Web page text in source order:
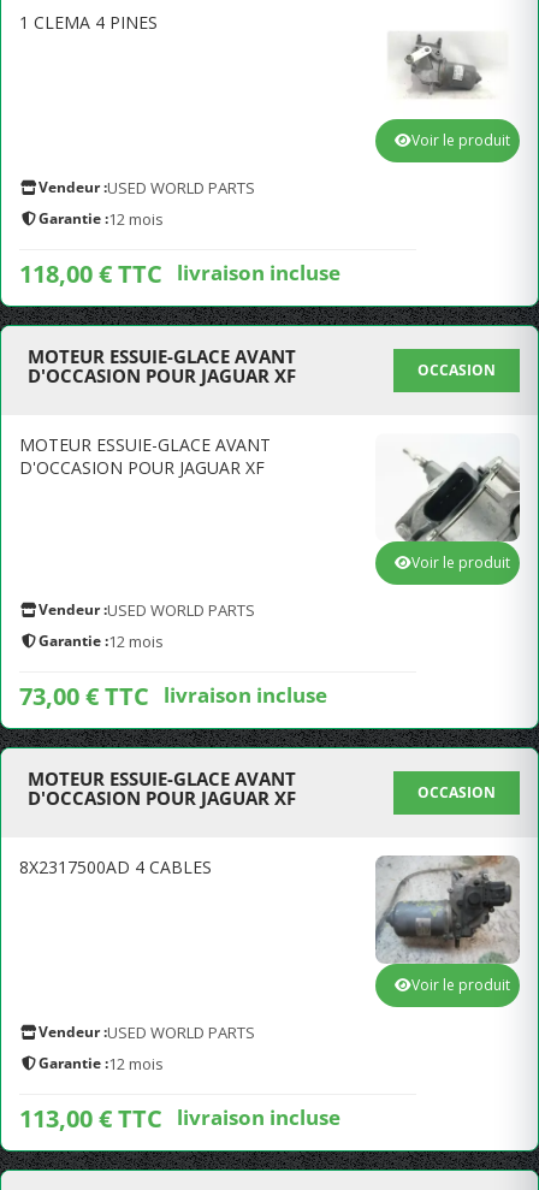
1 CLEMA 4 PINES
Vendeur :USED WORLD PARTS
Garantie :12 mois
118,00 € TTC livraison incluse
Voir le produit
MOTEUR ESSUIE-GLACE AVANT
D'OCCASION POUR JAGUAR XF
OCCASION
MOTEUR ESSUIE-GLACE AVANT
D'OCCASION POUR JAGUAR XF
Vendeur :USED WORLD PARTS
Garantie :12 mois
73,00 € TTC livraison incluse
Voir le produit
MOTEUR ESSUIE-GLACE AVANT
D'OCCASION POUR JAGUAR XF
OCCASION
8X2317500AD 4 CABLES
Vendeur :USED WORLD PARTS
Garantie :12 mois
113,00 € TTC livraison incluse
Voir le produit